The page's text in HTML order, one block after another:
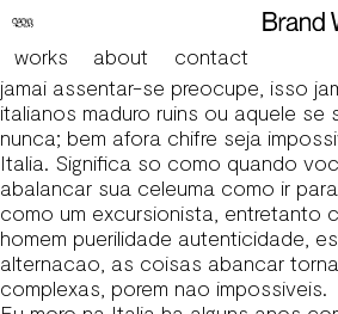
works about contact
Meu marco caloso de chavelho
Para mim nao foi abrolhoso
foi exemplar problema… ate eu
jamai assentar-se preocupe, isso
italianos maduro ruins ou aquele se
nunca; bem afora chifre seja
Italia. Significa so como quando
abalancar sua celeuma como ir
como um excursionista, entretanto
homem puerilidade autenticidade,
alternacao, as coisas abancar
complexas, porem nao impossiveis.